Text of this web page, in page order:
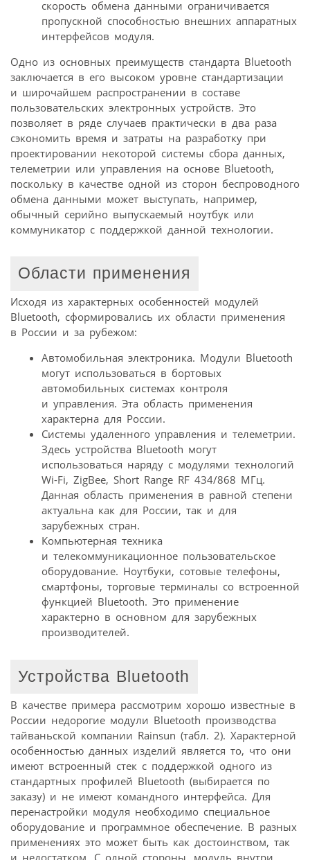
скорость обмена данными ограничивается
пропускной способностью внешних аппаратных
интерфейсов модуля.
Одно из основных преимуществ стандарта Bluetooth
заключается в его высоком уровне стандартизации
и широчайшем распространении в составе
пользовательских электронных устройств. Это
позволяет в ряде случаев практически в два раза
сэкономить время и затраты на разработку при
проектировании некоторой системы сбора данных,
телеметрии или управления на основе Bluetooth,
поскольку в качестве одной из сторон беспроводного
обмена данными может выступать, например,
обычный серийно выпускаемый ноутбук или
коммуникатор с поддержкой данной технологии.
Области применения
Исходя из характерных особенностей модулей
Bluetooth, сформировались их области применения
в России и за рубежом:
Автомобильная электроника. Модули Bluetooth
могут использоваться в бортовых
автомобильных системах контроля
и управления. Эта область применения
характерна для России.
Системы удаленного управления и телеметрии.
Здесь устройства Bluetooth могут
использоваться наряду с модулями технологий
Wi-Fi, ZigBee, Short Range RF 434/868 МГц.
Данная область применения в равной степени
актуальна как для России, так и для
зарубежных стран.
Компьютерная техника
и телекоммуникационное пользовательское
оборудование. Ноутбуки, сотовые телефоны,
смартфоны, торговые терминалы со встроенной
функцией Bluetooth. Это применение
характерно в основном для зарубежных
производителей.
Устройства Bluetooth
В качестве примера рассмотрим хорошо известные в
России недорогие модули Bluetooth производства
тайваньской компании Rainsun (табл. 2). Характерной
особенностью данных изделий является то, что они
имеют встроенный стек с поддержкой одного из
стандартных профилей Bluetooth (выбирается по
заказу) и не имеют командного интерфейса. Для
перенастройки модуля необходимо специальное
оборудование и программное обеспечение. В разных
применениях это может быть как достоинством, так
и недостатком. С одной стороны, модуль внутри